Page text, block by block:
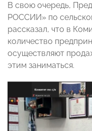
В свою очередь,
РОССИИ» по
рассказал, что в
количество
осуществляют
этим заниматься.